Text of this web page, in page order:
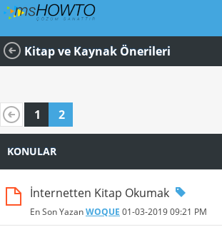
Kitap ve Kaynak Önerileri
1 2
KONULAR
İnternetten Kitap Okumak
En Son YazanWOQUE 01-03-201909:21 PM